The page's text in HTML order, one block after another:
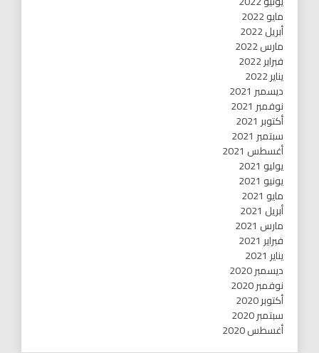
مايو 2022
أبريل 2022
مارس 2022
فبراير 2022
يناير 2022
ديسمبر 2021
نوفمبر 2021
أكتوبر 2021
سبتمبر 2021
أغسطس 2021
يوليو 2021
يونيو 2021
مايو 2021
أبريل 2021
مارس 2021
فبراير 2021
يناير 2021
ديسمبر 2020
نوفمبر 2020
أكتوبر 2020
سبتمبر 2020
أغسطس 2020